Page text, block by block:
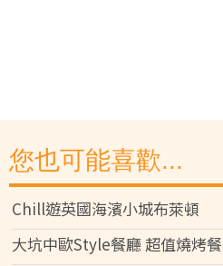
您也可能喜歡...
Chill遊英國海濱小城布萊頓
大坑中歐Style餐廳 超值燒烤餐